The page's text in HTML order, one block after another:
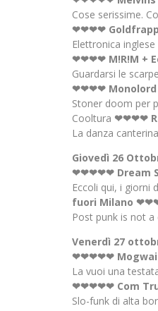
Cose serissime.
❤❤❤❤ Goldfrapp
Elettronica
❤❤❤❤ M!R!M +
Guardarsi le
❤❤❤❤ Monolord
Stoner doom per
Cooltura ❤❤❤❤
La danza
Giovedì 26
❤❤❤❤❤ Dream
Eccoli qui, i giorni
fuori Milano
Post punk is not
Venerdì 27
❤❤❤❤❤ Mogwai
La vuoi una
❤❤❤❤❤ Com
Slo-funk di alta